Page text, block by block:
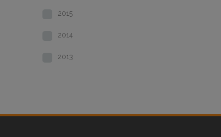
2015
2014
2013